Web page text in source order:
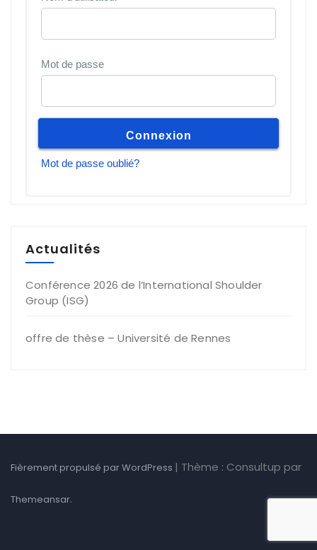
Mot de passe
Mot de passe oublié?
Actualités
Conférence 2026 de l’International Shoulder
Group (ISG)
offre de thèse – Université de Rennes
Fièrement propulsé par WordPress | Thème : Consultup par
Themeansar.